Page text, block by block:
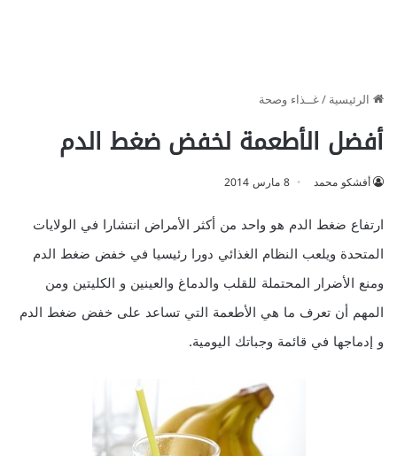
الرئيسية/غــذاء وصحة
أفضل الأطعمة لخفض ضغط الدم
أفشكو محمد 8 مارس 2014
ارتفاع ضغط الدم هو واحد من أكثر الأمراض انتشارا في الولايات
المتحدة ويلعب النظام الغذائي دورا رئيسيا في خفض ضغط الدم
ومنع الأضرار المحتملة للقلب والدماغ والعينين و الكليتين ومن
المهم أن تعرف ما هي الأطعمة التي تساعد على خفض ضغط الدم
و إدماجها في قائمة وجباتك اليومية.